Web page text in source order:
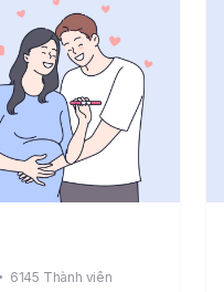
6145 Thành viên